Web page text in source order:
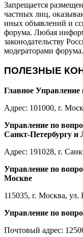
Запрещается
частных лиц,
иных объявлений и
форума. Любая
законодательству
модераторами форума.
ПОЛЕЗНЫЕ
Главное
Адрес: 101000, г.
Управление по
Санкт-Петербургу и
Адрес: 191028, г.
Управление по
Москве
115035, г. Москва,
Управление по
Почтовый адрес: